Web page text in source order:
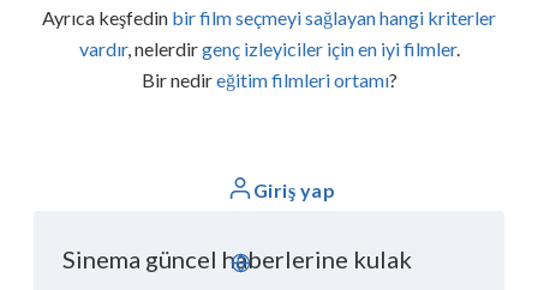
Giriş yap
Türkçe
Ayrıca keşfedin bir film seçmeyi sağlayan hangi kriterler
vardır,nelerdirgenç izleyiciler için en iyi filmler.
Bir nedireğitim filmleri ortamı?
Sinema güncel haberlerine kulak